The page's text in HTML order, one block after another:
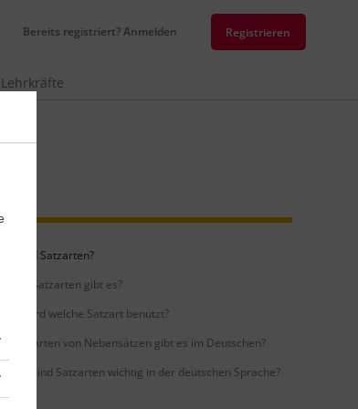
Bereits registriert? Anmelden Registrieren
Was sind Satzarten?
Welche Satzarten gibt es?
Wann wird welche Satzart benutzt?
Arten von Nebensätzen gibt es im Deutschen?
Warum sind Satzarten wichtig in der deutschen Sprache?